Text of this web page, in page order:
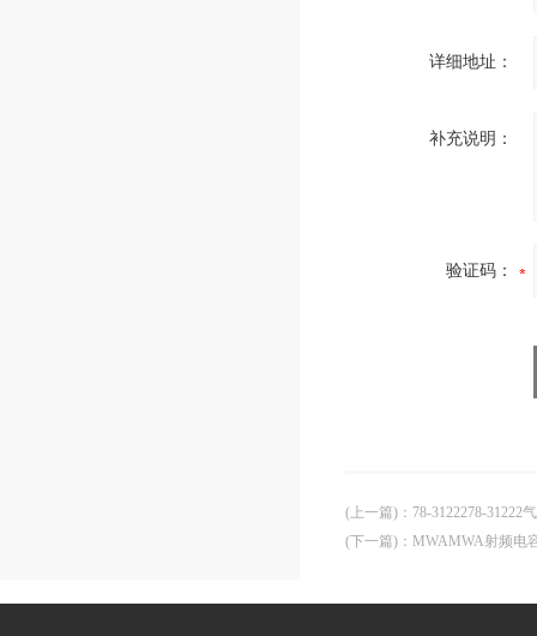
详细地址：
补充说明：
验证码：
(上一篇) ： 78-3122278-31222
(下一篇) ： MWAMWA射频电